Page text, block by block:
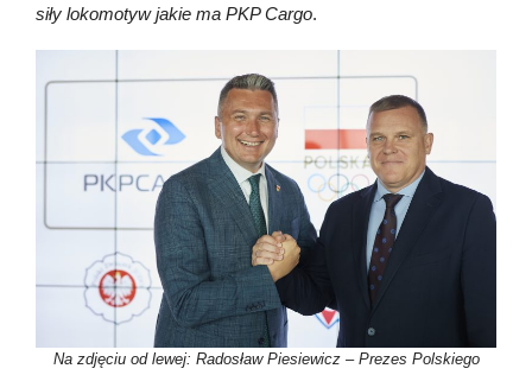
siły lokomotyw jakie ma PKP Cargo.
Na zdjęciu od lewej: Radosław Piesiewicz – Prezes Polskiego